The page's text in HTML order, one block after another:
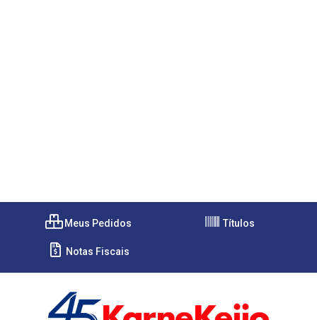
Meus Pedidos Títulos
Notas Fiscais